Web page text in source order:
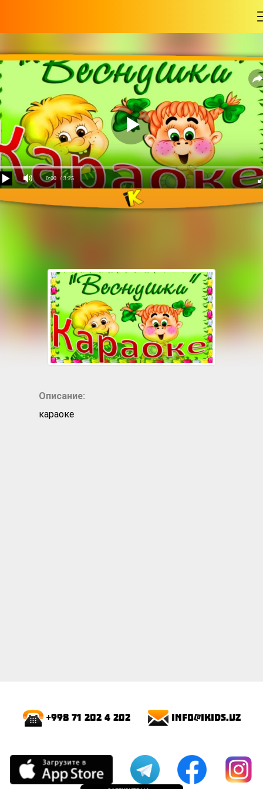
0:00 / 3:25
Описание:
караоке
+998 71 202 4 202 info@ikids.uz